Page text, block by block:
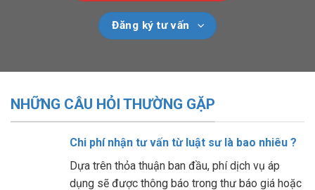
Đăng ký tư vấn
NHỮNG CÂU HỎI THƯỜNG GẶP
Chi phí nhận tư vấn từ luật sư là bao nhiêu ?
Dựa trên thỏa thuận ban đầu, phí dịch vụ áp
dụng sẽ được thông báo trong thư báo giá hoặc